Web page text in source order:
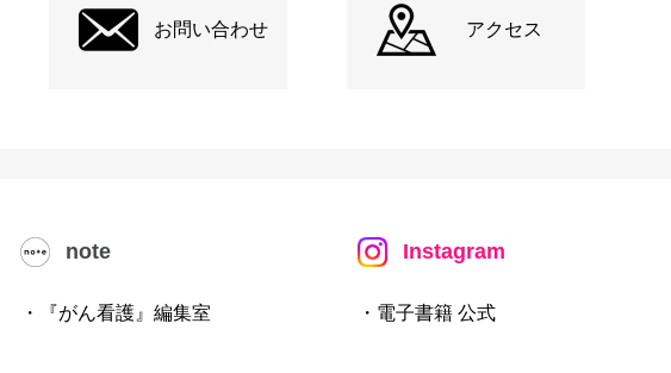
お問い合わせ アクセス
note
・『がん看護』編集室
Instagram
・電子書籍 公式